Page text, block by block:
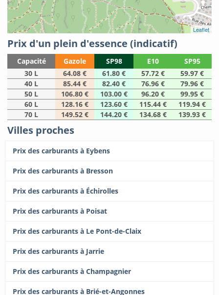
Leaflet
Prix d'un plein d'essence (indicatif)
Capacité Gazole SP98 E10
SP95
30 L
64.08 € 61.80 € 57.72 €
59.97 €
40 L
85.44 € 82.40 € 76.96 €
79.96 €
50 L
106.80 € 103.00 € 96.20 €
99.95 €
60 L
128.16 € 123.60 € 115.44 €
119.94 €
70 L
149.52 € 144.20 € 134.68 € 139.93 €
Villes proches
Prix des carburants à Eybens
Prix des carburants à Bresson
Prix des carburants à Échirolles
Prix des carburants à Poisat
Prix des carburants à Le Pont-de-Claix
Prix des carburants à Jarrie
Prix des carburants à Champagnier
Prix des carburants à Brié-et-Angonnes